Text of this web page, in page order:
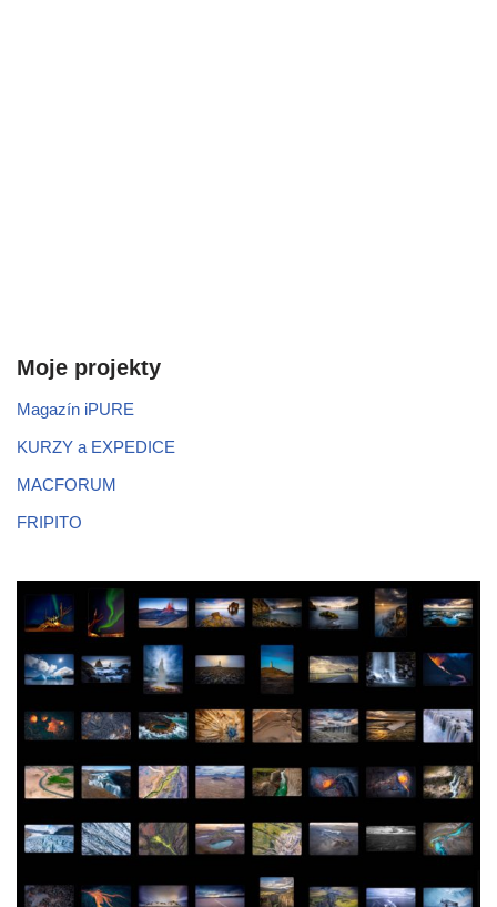
Moje projekty
Magazín iPURE
KURZY a EXPEDICE
MACFORUM
FRIPITO